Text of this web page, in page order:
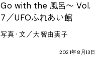
Go with the 風呂〜 Vol.
7／UFOふれあい館
写真・文／大智由実子
2021年8 月 13 日